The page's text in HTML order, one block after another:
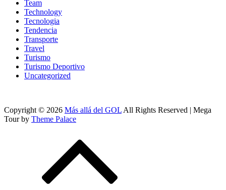
Team
Technology
Tecnologia
Tendencia
Transporte
Travel
Turismo
Turismo Deportivo
Uncategorized
Copyright © 2026 Más allá del GOL All Rights Reserved | Mega
Tour by Theme Palace